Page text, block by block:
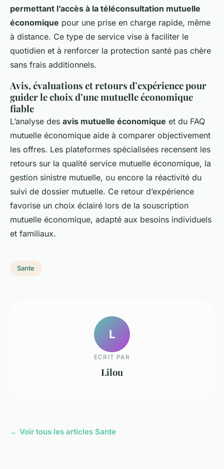
permettant l’accès à la téléconsultation mutuelle
économique pour une prise en charge rapide, même
à distance. Ce type de service vise à faciliter le
quotidien et à renforcer la protection santé pas chère
sans frais additionnels.
Avis, évaluations et retours d’expérience pour
guider le choix d’une mutuelle économique
fiable
L’analyse des avis mutuelle économique et du FAQ
mutuelle économique aide à comparer objectivement
les offres. Les plateformes spécialisées recensent les
retours sur la qualité service mutuelle économique, la
gestion sinistre mutuelle, ou encore la réactivité du
suivi de dossier mutuelle. Ce retour d’expérience
favorise un choix éclairé lors de la souscription
mutuelle économique, adapté aux besoins individuels
et familiaux.
Sante
L
ECRIT PAR
Lilou
← Voir tous les articles Sante